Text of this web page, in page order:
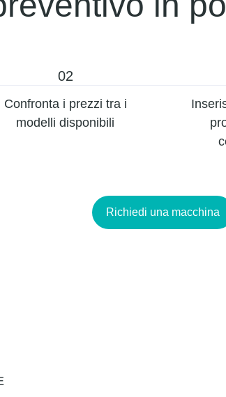
02
Confronta i prezzi tra i
modelli disponibili
Richiedi una macchina